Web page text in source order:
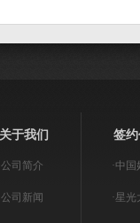
关于我们
公司简介
公司新闻
签
·中国
·星光